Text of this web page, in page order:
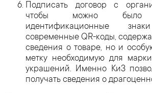
Подписать договор с
чтобы можно было
идентификационные
современные QR-коды,
сведения о товаре, но и
метку необходимую для
украшений. Именно КиЗ
получать сведения о